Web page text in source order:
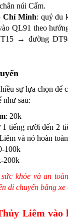
núi Cấm.
Chí Minh: quý du
QL91 theo
→ đường
sự lựa chọn để
như sau:
: 20k
tiếng rưỡi đến 2
và nó hoàn
100k
200k
khỏe và an
di chuyển bằng
Liêm vào